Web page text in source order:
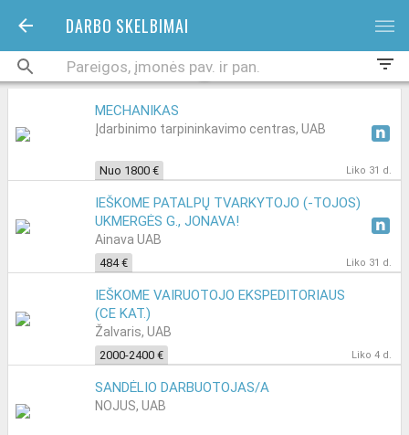
DARBO SKELBIMAI bars
filter_list
MECHANIKAS
Įdarbinimo tarpininkavimo centras, UAB
Nuo 1800 € Liko 31 d.
IEŠKOME PATALPŲ TVARKYTOJO (-TOJOS)
UKMERGĖS G., JONAVA!
Ainava UAB
484 € Liko 31 d.
IEŠKOME VAIRUOTOJO EKSPEDITORIAUS
(CE KAT.)
Žalvaris, UAB
2000-2400 € Liko 4 d.
SANDĖLIO DARBUOTOJAS/A
NOJUS, UAB